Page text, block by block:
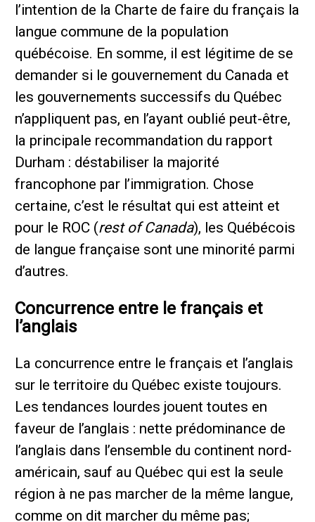
l’intention de la Charte de faire du français la
langue commune de la population
québécoise. En somme, il est légitime de se
demander si le gouvernement du Canada et
les gouvernements successifs du Québec
n’appliquent pas, en l’ayant oublié peut-être,
la principale recommandation du rapport
Durham : déstabiliser la majorité
francophone par l’immigration. Chose
certaine, c’est le résultat qui est atteint et
pour le ROC (rest of Canada), les Québécois
de langue française sont une minorité parmi
d’autres.
Concurrence entre le français et
l’anglais
La concurrence entre le français et l’anglais
sur le territoire du Québec existe toujours.
Les tendances lourdes jouent toutes en
faveur de l’anglais : nette prédominance de
l’anglais dans l’ensemble du continent nord-
américain, sauf au Québec qui est la seule
région à ne pas marcher de la même langue,
comme on dit marcher du même pas;